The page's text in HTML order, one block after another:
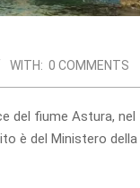
WITH: 0 COMMENTS
fiume Astura,
è del Ministero